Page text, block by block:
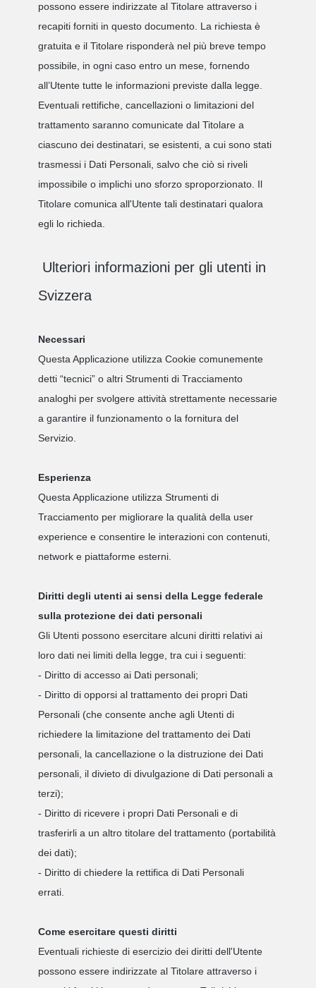
possono essere indirizzate al Titolare attraverso i
recapiti forniti in questo documento. La richiesta è
gratuita e il Titolare risponderà nel più breve tempo
possibile, in ogni caso entro un mese, fornendo
all’Utente tutte le informazioni previste dalla legge.
Eventuali rettifiche, cancellazioni o limitazioni del
trattamento saranno comunicate dal Titolare a
ciascuno dei destinatari, se esistenti, a cui sono stati
trasmessi i Dati Personali, salvo che ciò si riveli
impossibile o implichi uno sforzo sproporzionato. Il
Titolare comunica all'Utente tali destinatari qualora
egli lo richieda.
Ulteriori informazioni per gli utenti in
Svizzera
Necessari
Questa Applicazione utilizza Cookie comunemente
detti “tecnici” o altri Strumenti di Tracciamento
analoghi per svolgere attività strettamente necessarie
a garantire il funzionamento o la fornitura del
Servizio.
Esperienza
Questa Applicazione utilizza Strumenti di
Tracciamento per migliorare la qualità della user
experience e consentire le interazioni con contenuti,
network e piattaforme esterni.
Diritti degli utenti ai sensi della Legge federale
sulla protezione dei dati personali
Gli Utenti possono esercitare alcuni diritti relativi ai
loro dati nei limiti della legge, tra cui i seguenti:
- Diritto di accesso ai Dati personali;
- Diritto di opporsi al trattamento dei propri Dati
Personali (che consente anche agli Utenti di
richiedere la limitazione del trattamento dei Dati
personali, la cancellazione o la distruzione dei Dati
personali, il divieto di divulgazione di Dati personali a
terzi);
- Diritto di ricevere i propri Dati Personali e di
trasferirli a un altro titolare del trattamento (portabilità
dei dati);
- Diritto di chiedere la rettifica di Dati Personali
errati.
Come esercitare questi diritti
Eventuali richieste di esercizio dei diritti dell'Utente
possono essere indirizzate al Titolare attraverso i